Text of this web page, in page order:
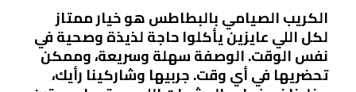
الكريب الصيامي بالبطاطس هو خيار ممتاز
لكل اللي عايزين يأكلوا حاجة لذيذة وصحية في
نفس الوقت. الوصفة سهلة وسريعة، وممكن
تحضريها في أي وقت. جربيها وشاركينا رأيك،